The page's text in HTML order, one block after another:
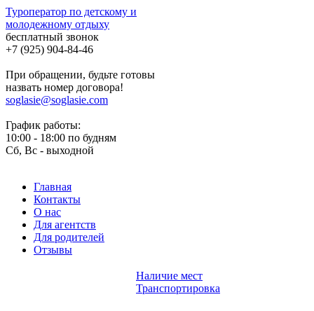
Туроператор по детскому и
молодежному отдыху
бесплатный звонок
+7 (925) 904-84-46
При обращении, будьте готовы
назвать номер договора!
soglasie@soglasie.com
График работы:
10:00 - 18:00 по будням
Сб, Вс - выходной
Главная
Контакты
О нас
Для агентств
Для родителей
Отзывы
Наличие мест
Транспортировка